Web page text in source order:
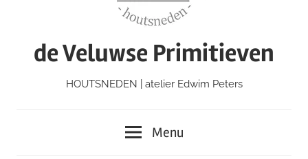
de Veluwse Primitieven
HOUTSNEDEN | atelier Edwim Peters
Menu